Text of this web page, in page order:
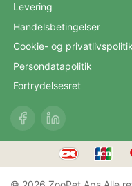
Levering
Handelsbetingelser
Cookie- og privatlivspolitik
Persondatapolitik
Fortrydelsesret